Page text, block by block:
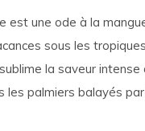
est une ode à la
sous les
la saveur intense
palmiers balayés par